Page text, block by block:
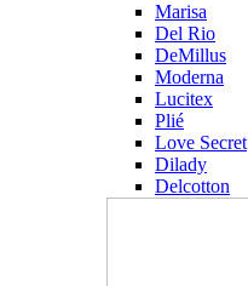
Marisa
Del Rio
DeMillus
Moderna
Lucitex
Plié
Love Secret
Dilady
Delcotton